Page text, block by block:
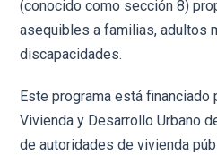
(conocido como sección 8)
asequibles a familias, adultos
discapacidades.
Este programa está financiado
Vivienda y Desarrollo Urbano
de autoridades de vivienda